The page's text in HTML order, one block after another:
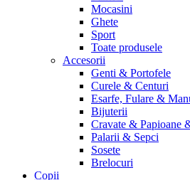
Mocasini
Ghete
Sport
Toate produsele
Accesorii
Genti & Portofele
Curele & Centuri
Esarfe, Fulare &
Bijuterii
Cravate & Papioane
Palarii & Sepci
Sosete
Brelocuri
Copii